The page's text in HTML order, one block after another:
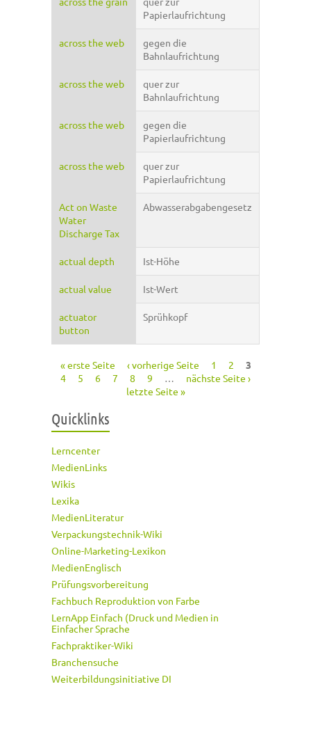
Papierlaufrichtung
across the web
gegen die
Bahnlaufrichtung
across the web
quer zur
Bahnlaufrichtung
across the web
gegen die
Papierlaufrichtung
across the web
quer zur
Papierlaufrichtung
Act on Waste
Water
Discharge Tax
Abwasserabgabengesetz
actual depth Ist-Höhe
actual value Ist-Wert
actuator
button
Sprühkopf
Seiten
« erste Seite ‹ vorherige Seite 1 2
3
4
5 6 7 8 9 …
nächste Seite ›
letzte Seite »
Quicklinks
Lerncenter
MedienLinks
Wikis
Lexika
MedienLiteratur
Verpackungstechnik-Wiki
Online-Marketing-Lexikon
MedienEnglisch
Prüfungsvorbereitung
Fachbuch Reproduktion von Farbe
LernApp Einfach (Druck und Medien in
Einfacher Sprache
Fachpraktiker-Wiki
Branchensuche
Weiterbildungsinitiative DI